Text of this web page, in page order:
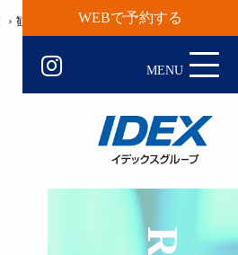
WEBで予約する
観光地一覧 リラックス